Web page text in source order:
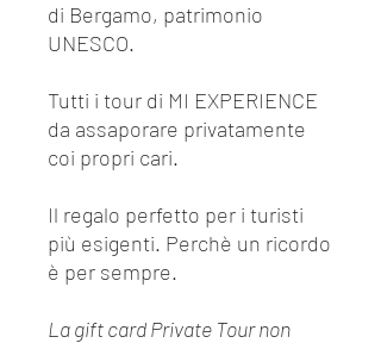
di Bergamo, patrimonio
UNESCO.
Tutti i tour di MI EXPERIENCE
da assaporare privatamente
coi propri cari.
Il regalo perfetto per i turisti
più esigenti. Perchè un ricordo
è per sempre.
La gift card Private Tour non